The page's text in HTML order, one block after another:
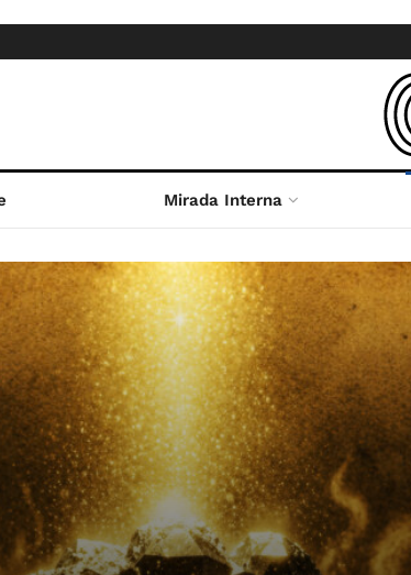
Mirada Interna